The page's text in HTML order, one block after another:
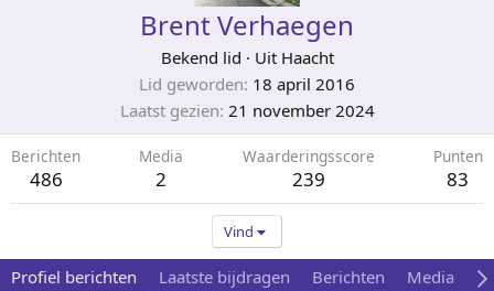
Brent Verhaegen
Bekend lid · Uit Haacht
Lid geworden 18 april 2016
Laatst gezien 21 november 2024
Berichten
486
Media
2
Waarderingsscore
239
Punten
83
Vind
Profiel berichten Laatste bijdragen Berichten Media